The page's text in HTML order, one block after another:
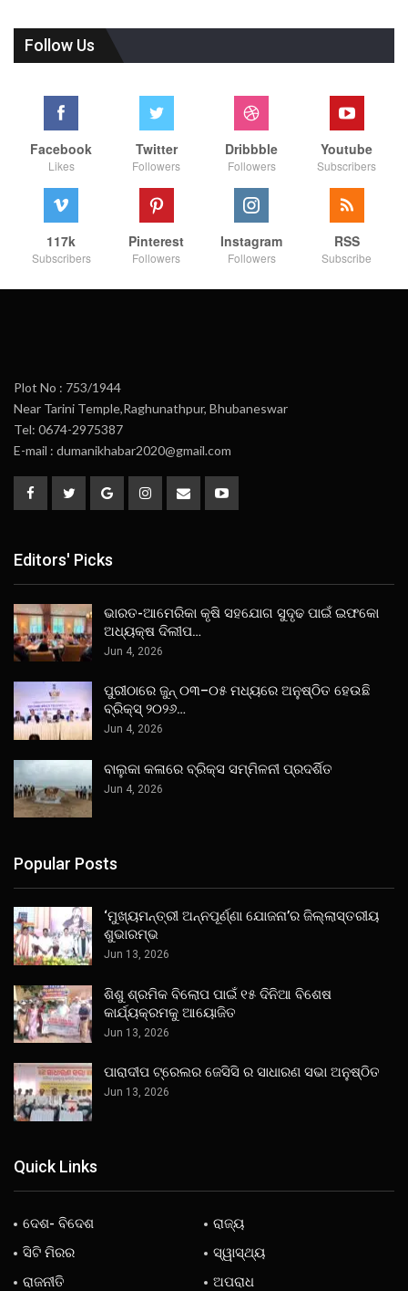
Follow Us
Facebook
Likes
Twitter
Followers
Dribbble
Followers
Youtube
Subscribers
117k
Subscribers
Pinterest
Followers
Instagram
Followers
RSS
Subscribe
Plot No : 753/1944
Near Tarini Temple,Raghunathpur, Bhubaneswar
Tel: 0674-2975387
E-mail : dumanikhabar2020@gmail.com
Editors' Picks
ଭାରତ-ଆମେରିକା କୃଷି ସହଯୋଗ ସୁଦୃଢ ପାଇଁ ଇଫକୋ
ଅଧ୍ୟକ୍ଷ ଦିଲୀପ…
Jun 4, 2026
ପୁରୀଠାରେ ଜୁନ୍ ୦୩–୦୫ ମଧ୍ୟରେ ଅନୁଷ୍ଠିତ ହେଉଛି
ବ୍ରିକ୍ସ୍ ୨୦୨୬…
Jun 4, 2026
ବାଲୁକା କଳାରେ ବ୍ରିକ୍ସ ସମ୍ମିଳନୀ ପ୍ରଦର୍ଶିତ
Jun 4, 2026
Popular Posts
‘ମୁଖ୍ୟମନ୍ତ୍ରୀ ଅନ୍ନପୂର୍ଣ୍ଣା ଯୋଜନା’ର ଜିଲ୍ଲାସ୍ତରୀୟ
ଶୁଭାରମ୍ଭ
Jun 13, 2026
ଶିଶୁ ଶ୍ରମିକ ବିଲୋପ ପାଇଁ ୧୫ ଦିନିଆ ବିଶେଷ
କାର୍ଯ୍ୟକ୍ରମକୁ ଆୟୋଜିତ
Jun 13, 2026
ପାରାଦୀପ ଟ୍ରେଲର ଜେସିସି ର ସାଧାରଣ ସଭା ଅନୁଷ୍ଠିତ
Jun 13, 2026
Quick Links
ଦେଶ- ବିଦେଶ
ରାଜ୍ୟ
ସିଟି ମିରର
ସ୍ୱାସ୍ଥ୍ୟ
ରାଜନୀତି
ଅପରାଧ